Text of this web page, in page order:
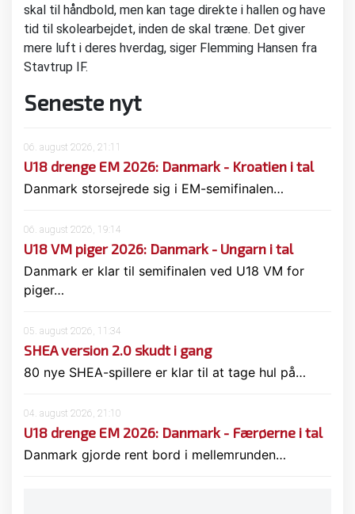
skal til håndbold, men kan tage direkte i hallen og have
tid til skolearbejdet, inden de skal træne. Det giver
mere luft i deres hverdag, siger Flemming Hansen fra
Stavtrup IF.
Seneste nyt
06. august 2026, 21:11
U18 drenge EM 2026: Danmark - Kroatien i tal
Danmark storsejrede sig i EM-semifinalen…
06. august 2026, 19:14
U18 VM piger 2026: Danmark - Ungarn i tal
Danmark er klar til semifinalen ved U18 VM for
piger…
05. august 2026, 11:34
SHEA version 2.0 skudt i gang
80 nye SHEA-spillere er klar til at tage hul på…
04. august 2026, 21:10
U18 drenge EM 2026: Danmark - Færøerne i tal
Danmark gjorde rent bord i mellemrunden…